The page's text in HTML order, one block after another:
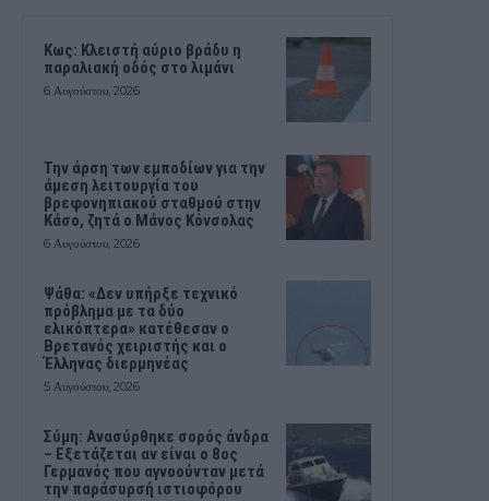
Κως: Κλειστή αύριο βράδυ η
παραλιακή οδός στο λιμάνι
6 Αυγούστου, 2026
Την άρση των εμποδίων για την
άμεση λειτουργία του
βρεφονηπιακού σταθμού στην
Κάσο, ζητά ο Μάνος Κόνσολας
6 Αυγούστου, 2026
Ψάθα: «Δεν υπήρξε τεχνικό
πρόβλημα με τα δύο
ελικόπτερα» κατέθεσαν ο
Βρετανός χειριστής και ο
Έλληνας διερμηνέας
5 Αυγούστου, 2026
Σύμη: Ανασύρθηκε σορός άνδρα
– Εξετάζεται αν είναι ο 8ος
Γερμανός που αγνοούνταν μετά
την παράσυρσή ιστιοφόρου